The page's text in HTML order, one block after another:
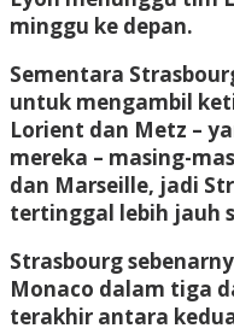
minggu ke depan.
Sementara
untuk mengambil
Lorient dan Metz –
mereka – masing-
dan Marseille, jadi
tertinggal lebih jauh
Strasbourg
Monaco dalam tiga
terakhir antara